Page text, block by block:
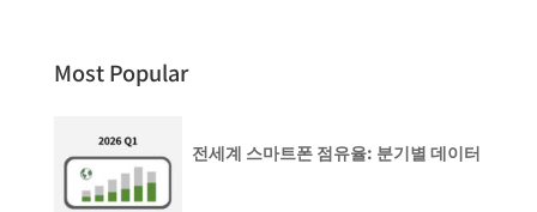
Most Popular
전세계 스마트폰 점유율: 분기별 데이터